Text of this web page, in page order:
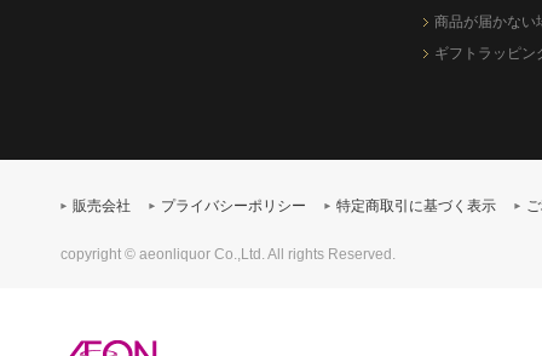
商品が届かない
ギフトラッピン
販売会社 プライバシーポリシー 特定商取引に基づく表示
copyright © aeonliquor Co.,Ltd. All rights Reserved.